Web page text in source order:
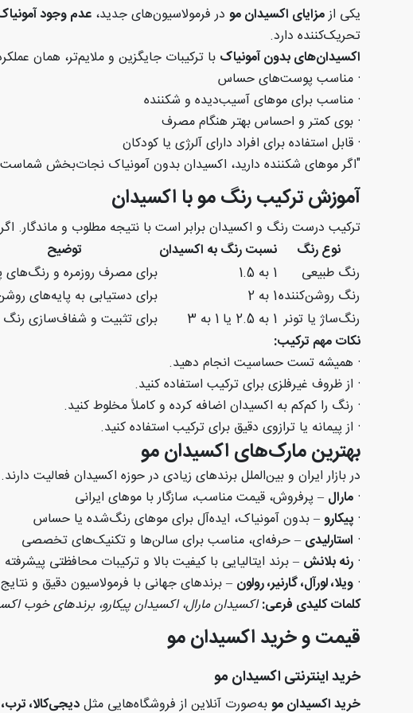
یکی ازمزایای اکسیدان مو در فرمولاسیون‌های جدید،عدم وجود
تحریک‌کننده دارد.
اکسیدان‌های بدون آمونیاک با ترکیبات جایگزین و ملایم‌تر، همان
·مناسب پوست‌های حساس
·مناسب برای موهای آسیب‌دیده و شکننده
·بوی کمتر و احساس بهتر هنگام مصرف
·قابل استفاده برای افراد دارای آلرژی یا کودکان
"اگر موهای شکننده دارید، اکسیدان بدون آمونیاک نجات‌بخش شماست
آموزش ترکیب رنگ مو با اکسیدان
ترکیب درست رنگ و اکسیدان برابر است با نتیجه مطلوب و ماندگار.
نوع رنگ
نسبت رنگ به اکسیدان
توضیح
رنگ طبیعی
1 به 1.5
برای مصرف روزمره و رنگ‌های
رنگ روشن‌کننده1 به 2
برای دستیابی به پایه‌های
رنگ‌ساژ یا تونر 1 به 2.5 یا 1 به 3
برای تثبیت و شفاف‌سازی رنگ
نکات مهم ترکیب:
· همیشه تست حساسیت انجام دهید.
· از ظروف غیرفلزی برای ترکیب استفاده کنید.
· رنگ را کم‌کم به اکسیدان اضافه کرده و کاملاً مخلوط کنید.
· از پیمانه یا ترازوی دقیق برای ترکیب استفاده کنید.
بهترین مارک‌های اکسیدان مو
در بازار ایران و بین‌الملل برندهای زیادی در حوزه اکسیدان فعالیت
·مارال – پرفروش، قیمت مناسب، سازگار با موهای ایرانی
·پیکارو–بدون آمونیاک، ایده‌آل برای موهای رنگ‌شده یا حساس
· استارلیدی –حرفه‌ای، مناسب برای سالن‌ها و تکنیک‌های تخصصی
·رنه بلانش –برند ایتالیایی با کیفیت بالا و ترکیبات محافظتی پیشرفته
·ویلا، لورآل، گارنیر، رولون –برندهای جهانی با فرمولاسیون دقیق و
کلمات کلیدی فرعی: اکسیدان مارال، اکسیدان پیکارو، برندهای خوب
قیمت و خرید اکسیدان مو
خرید اینترنتی اکسیدان مو
خرید اکسیدان موبه‌صورت آنلاین از فروشگاه‌هایی مثلدیجی‌کالا،